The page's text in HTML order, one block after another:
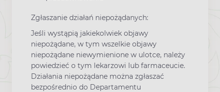
Zgłaszanie działań niepożądanych:
Jeśli wystąpią jakiekolwiek objawy
niepożądane, w tym wszelkie objawy
niepożądane niewymienione w ulotce, należy
powiedzieć o tym lekarzowi lub farmaceucie.
Działania niepożądane można zgłaszać
bezpośrednio do Departamentu